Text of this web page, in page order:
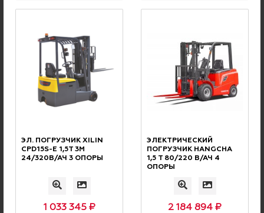
ДОСТАВКА
Осуществляется транспортными
компаниями или Почтой России
БЕЗНАЛИЧНАЯ ОПЛАТА С НДС
ЭЛ. ПОГРУЗЧИК XILIN
CPD15S-E 1,5Т 3М
24/320В/АЧ 3 ОПОРЫ
1 033 345 ₽
ЭЛЕКТРИЧЕСКИЙ
ПОГРУЗЧИК HANGCHA
1,5 Т 80/220 В/АЧ 4
ОПОРЫ
2 184 894 ₽